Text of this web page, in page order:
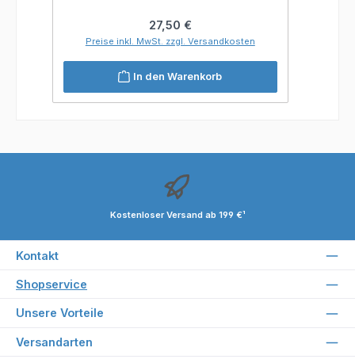
Regulärer Preis:
27,50 €
Preise inkl. MwSt. zzgl. Versandkosten
In den Warenkorb
Kostenloser Versand ab 199 €¹
Kontakt
Shopservice
Unsere Vorteile
Versandarten